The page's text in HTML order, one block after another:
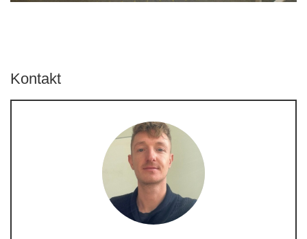
Kontakt